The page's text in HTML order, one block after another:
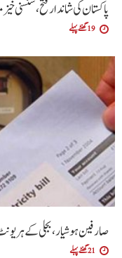
پاکستان کی شاندار فتح،سنسنی
19 گھنٹے پہلے
صارفین ہوشیار، بجلی کے ہر
21 گھنٹے پہلے